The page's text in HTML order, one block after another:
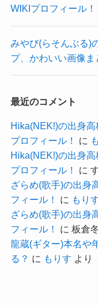
オフィシャルサイ
18歳で子供がで
なかなか大学へ
う。
きるので、
その時点で大学
たのかな？と推
クー
自分
先し
時代的にも子供
難しい時代だった
参考： https://
WIKIプロフィール！
みやび(らそんぶる)
プ、かわいい画像ま
最近のコメント
Hika(NEK!)の出身
プロフィール！
に
Hika(NEK!)の出身
プロフィール！
に
ざらめ(歌手)の出身
フィール！
に もり
ざらめ(歌手)の出身
フィール！
に 板倉
龍蔵(ギター)本名や
る？ に もりす より